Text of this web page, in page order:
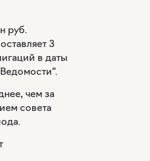
руб.
3
в даты
чем за
совета